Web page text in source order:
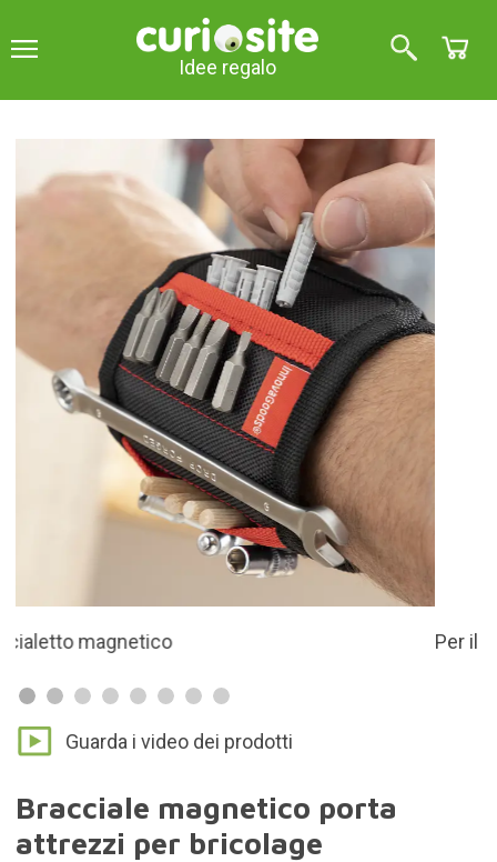
Idee regalo
Per il posizionamento di utensili per il fai da te
Guarda i video dei prodotti
Bracciale magnetico porta
attrezzi per bricolage